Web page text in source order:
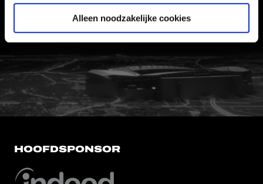
Alleen noodzakelijke cookies
WERKEN BIJ
VERTROUWENSPERSOON
FC Utrecht<br>vanuit<br>het
HOOFDSPONSOR